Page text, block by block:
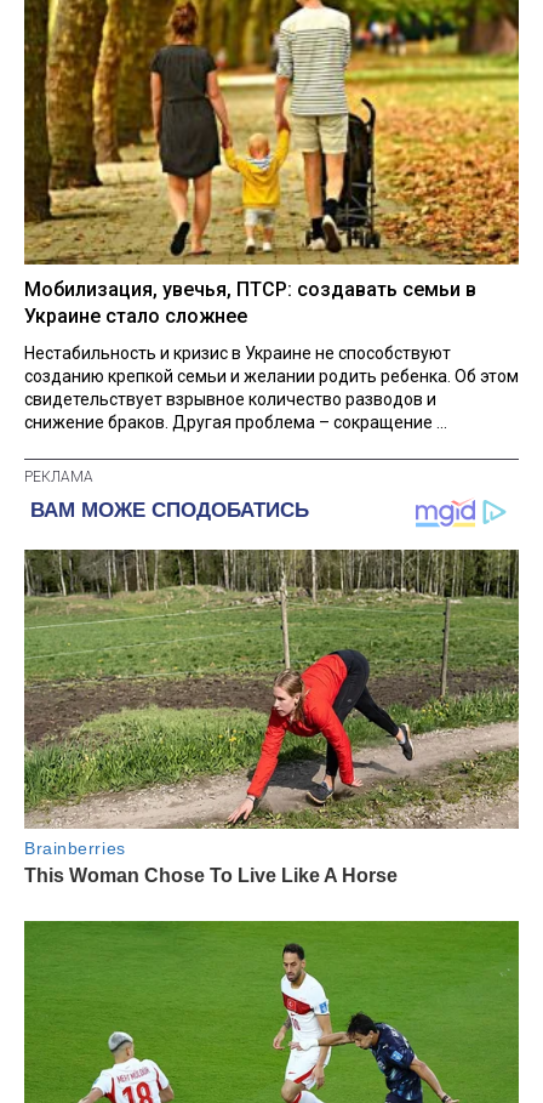
Мобилизация, увечья, ПТСР: создавать семьи в
Украине стало сложнее
Нестабильность и кризис в Украине не способствуют
созданию крепкой семьи и желании родить ребенка. Об этом
свидетельствует взрывное количество разводов и
снижение браков. Другая проблема – сокращение ...